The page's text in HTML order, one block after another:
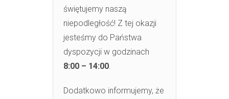
świętujemy naszą
niepodległość! Z tej okazji
jesteśmy do Państwa
dyspozycji w godzinach
8:00 – 14:00
Dodatkowo informujemy, że